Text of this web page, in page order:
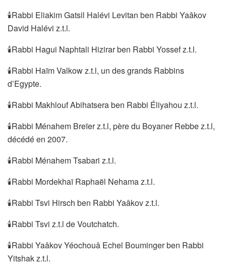
🕯Rabbi Eliakim Gatsil Halévi Levitan ben Rabbi Yaâkov
David Halévi z.t.l.
🕯Rabbi Hagui Naphtali Hizirar ben Rabbi Yossef z.t.l.
🕯Rabbi Haïm Valkow z.t.l, un des grands Rabbins
d’Egypte.
🕯Rabbi Makhlouf Abihatsera ben Rabbi Éliyahou z.t.l.
🕯Rabbi Ménahem Breïer z.t.l, père du Boyaner Rebbe z.t.l,
décédé en 2007.
🕯Rabbi Ménahem Tsabari z.t.l.
🕯Rabbi Mordekhaï Raphaël Nehama z.t.l.
🕯Rabbi Tsvi Hirsch ben Rabbi Yaâkov z.t.l.
🕯Rabbi Tsvi z.t.l de Voutchatch.
🕯Rabbi Yaâkov Yéochouâ Echel Bouminger ben Rabbi
Yitshak z.t.l.